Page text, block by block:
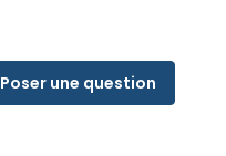
Poser une question